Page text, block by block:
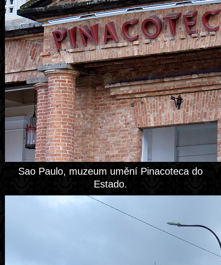
Sao Paulo, muzeum umění Pinacoteca do
Estado.